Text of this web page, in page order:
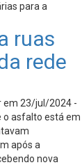
para a
ruas
rede
em 23/jul/2024 -
o asfalto está em
após a
nova